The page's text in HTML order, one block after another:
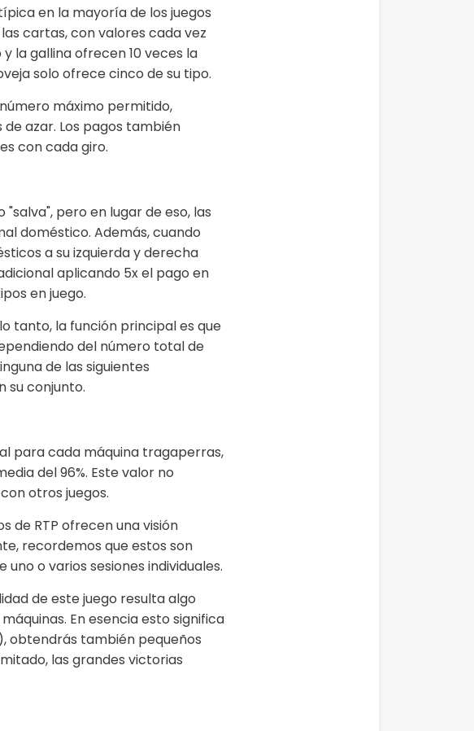
en la mayoría de los juegos
cartas, con valores cada vez
la gallina ofrecen 10 veces la
solo ofrece cinco de su tipo.
máximo permitido,
azar. Los pagos también
con cada giro.
pero en lugar de eso, las
doméstico. Además, cuando
a su izquierda y derecha
aplicando 5x el pago en
en juego.
tanto, la función principal es que
del número total de
de las siguientes
su conjunto.
para cada máquina tragaperras,
del 96%. Este valor no
otros juegos.
de RTP ofrecen una visión
recordemos que estos son
o varios sesiones individuales.
de este juego resulta algo
En esencia esto significa
obtendrás también pequeños
las grandes victorias